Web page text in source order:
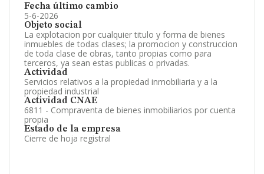
Fecha último cambio
5-6-2026
Objeto social
La explotacion por cualquier titulo y forma de bienes
inmuebles de todas clases; la promocion y construccion
de toda clase de obras, tanto propias como para
terceros, ya sean estas publicas o privadas.
Actividad
Servicios relativos a la propiedad inmobiliaria y a la
propiedad industrial
Actividad CNAE
6811 - Compraventa de bienes inmobiliarios por cuenta
propia
Estado de la empresa
Cierre de hoja registral